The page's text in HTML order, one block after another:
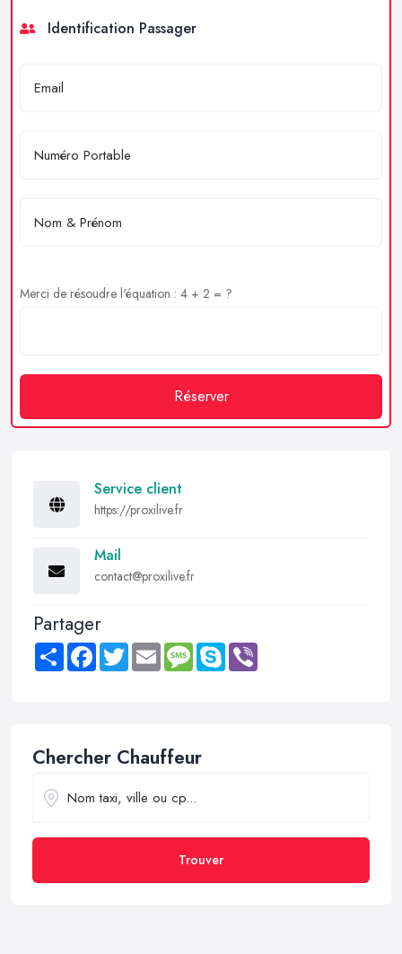
Identification Passager
Merci de résoudre l'équation : 4 + 2 = ?
Réserver
Service client
https://proxilive.fr
Mail
contact@proxilive.fr
Partager
Share FacebookTwitter Email MessageSkype
Chercher Chauffeur
Trouver